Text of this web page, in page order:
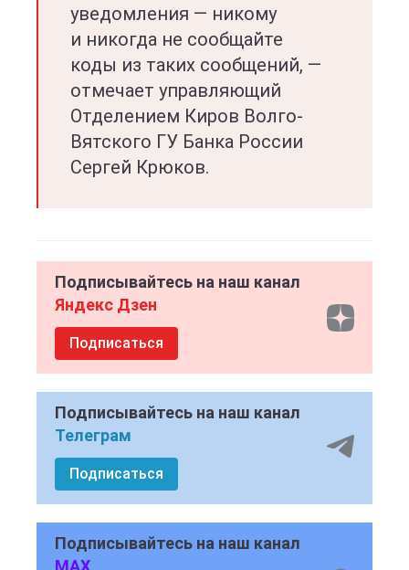
уведомления — никому
и никогда не сообщайте
коды из таких сообщений, —
отмечает управляющий
Отделением Киров Волго-
Вятского ГУ Банка России
Сергей Крюков.
Подписывайтесь на наш канал
Яндекс Дзен
Подписаться
Подписывайтесь на наш канал
Телеграм
Подписаться
Подписывайтесь на наш канал
MAX